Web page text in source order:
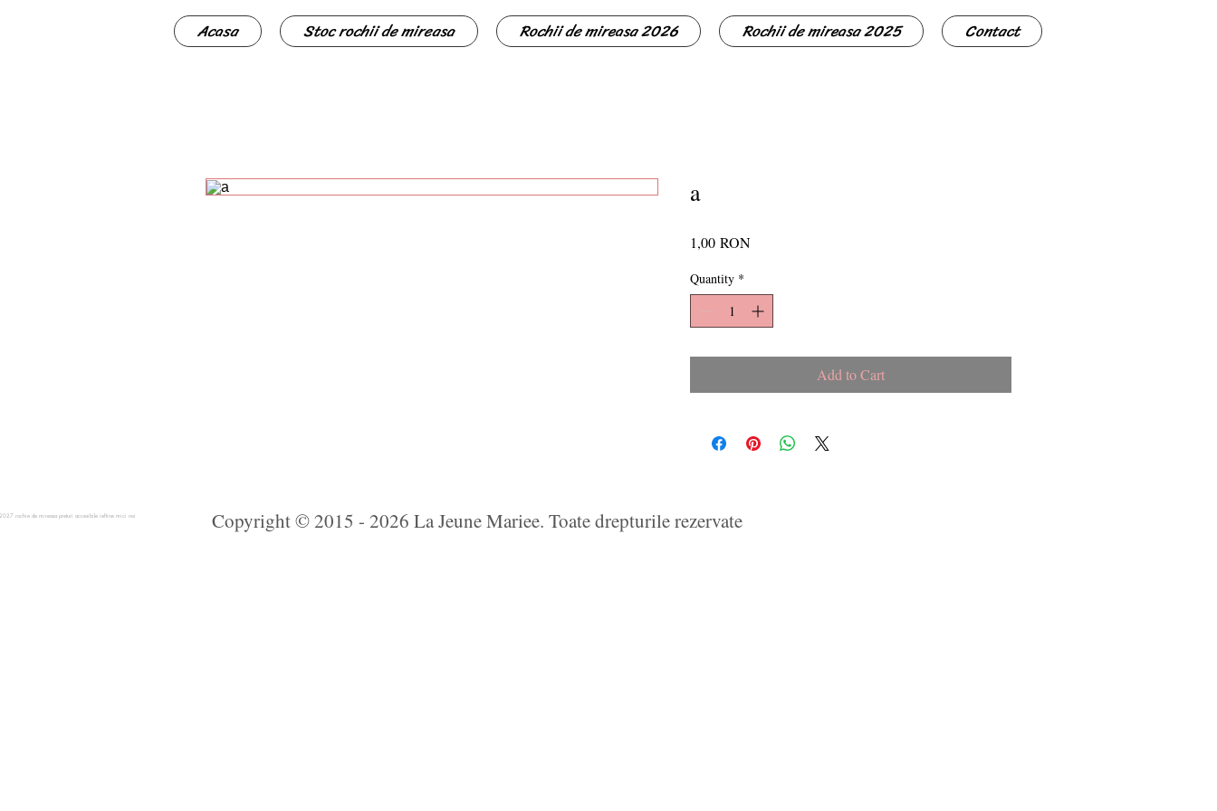
Acasa Stoc rochii de mireasa Rochii de mireasa 2026 Rochii de mireasa 2025 Contact
a
1,00 RONPrice
Quantity *
Add to Cart
rochie de mireasa preturi accesibile ieftine mici noi Copyright © 2015 - 2026 La Jeune Mariee. Toate drepturile rezervate